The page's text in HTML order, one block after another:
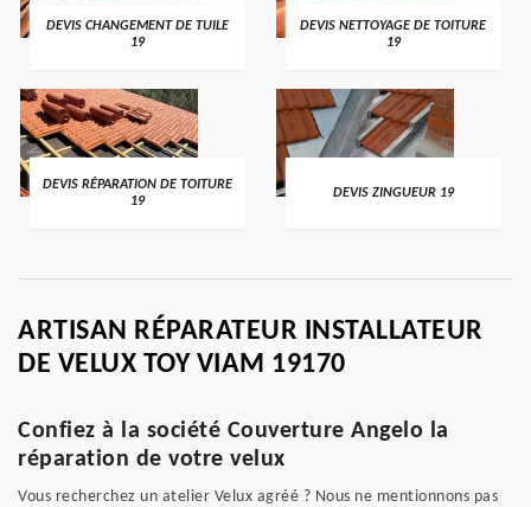
DEVIS CHANGEMENT DE TUILE
19
DEVIS NETTOYAGE DE TOITURE
19
DEVIS RÉPARATION DE TOITURE
19
DEVIS ZINGUEUR 19
ARTISAN RÉPARATEUR INSTALLATEUR
DE VELUX TOY VIAM 19170
Confiez à la société Couverture Angelo la
réparation de votre velux
Vous recherchez un atelier Velux agréé ? Nous ne mentionnons pas